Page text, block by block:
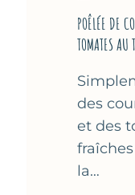
POÊLÉE DE
TOMATES AU
des
et des
la…